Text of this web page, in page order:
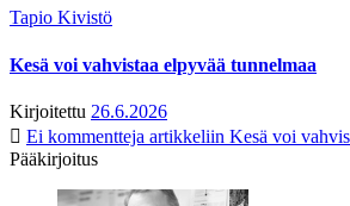
Tapio Kivistö
Kesä voi vahvistaa elpyvää tunnelmaa
Kirjoitettu 26.6.2026
Ei kommentteja artikkeliin Kesä voi
Pääkirjoitus